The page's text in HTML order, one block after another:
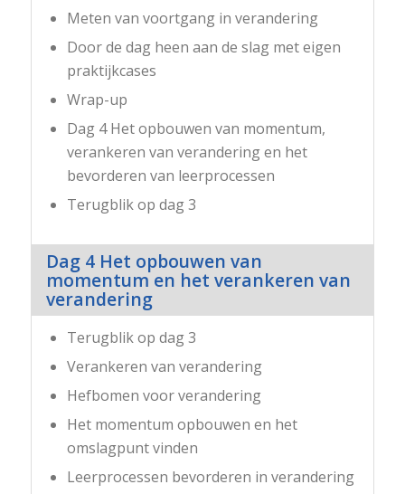
Meten van voortgang in verandering
Door de dag heen aan de slag met eigen
praktijkcases
Wrap-up
Dag 4 Het opbouwen van momentum,
verankeren van verandering en het
bevorderen van leerprocessen
Terugblik op dag 3
Dag 4 Het opbouwen van
momentum en het verankeren van
verandering
Terugblik op dag 3
Verankeren van verandering
Hefbomen voor verandering
Het momentum opbouwen en het
omslagpunt vinden
Leerprocessen bevorderen in verandering